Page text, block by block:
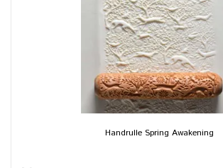
Handrulle Spring Awakening